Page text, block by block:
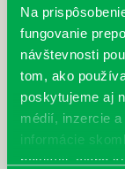
Na
fungovanie
návštevnosti
tom, ako
poskytujeme aj
médií, inzercie
informácie
poskytli, alebo